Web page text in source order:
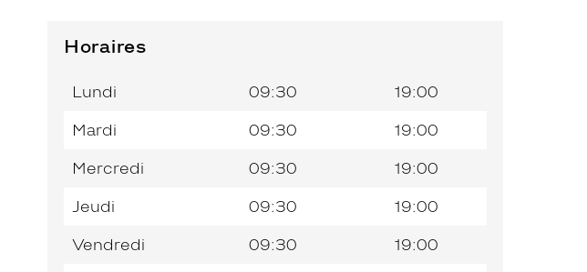
Horaires
Jour de
semaine
Horaires
l’après-
Lundi 09:30 19:00
Mardi 09:30 19:00
Mercredi 09:30 19:00
Jeudi 09:30 19:00
Vendredi 09:30 19:00
Jour de
semaine
Horaires
l’après-